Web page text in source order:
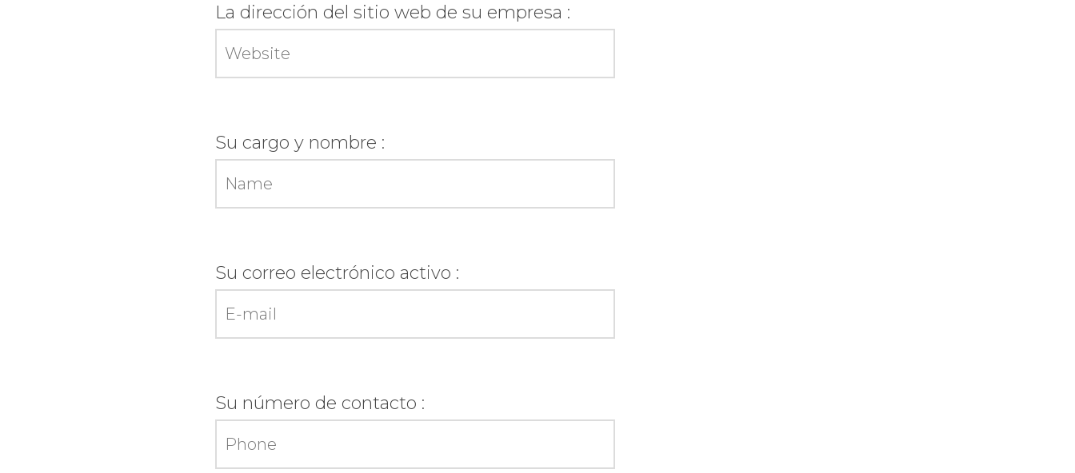
La dirección del sitio web de su empresa :
Su cargo y nombre :
Su correo electrónico activo :
Su número de contacto :